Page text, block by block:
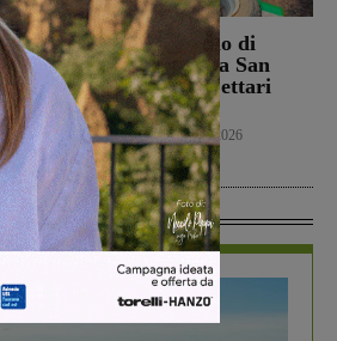
per
e
2026
Bucine, incendio di
oliveta e bosco a San
Pancrazio. Tre ettari
l’area bruciata
Cronaca 7 Agosto 2026